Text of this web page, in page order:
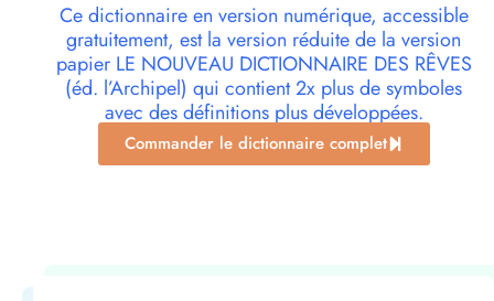
Ce dictionnaire en version numérique, accessible
gratuitement, est la version réduite de la version
papier LE NOUVEAU DICTIONNAIRE DES RÊVES
(éd. l’Archipel) qui contient 2x plus de symboles
avec des définitions plus développées.
Commander le dictionnaire complet